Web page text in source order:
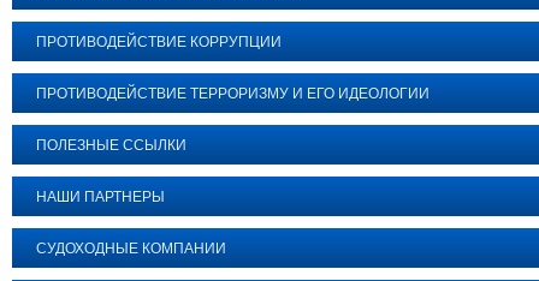
ПРОТИВОДЕЙСТВИЕ КОРРУПЦИИ
ПРОТИВОДЕЙСТВИЕ ТЕРРОРИЗМУ И ЕГО ИДЕОЛОГИИ
ПОЛЕЗНЫЕ ССЫЛКИ
НАШИ ПАРТНЕРЫ
СУДОХОДНЫЕ КОМПАНИИ